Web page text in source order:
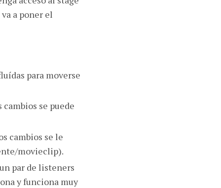
a poner el
para moverse
se puede
cambios se le
movieclip).
par de listeners
y funciona muy